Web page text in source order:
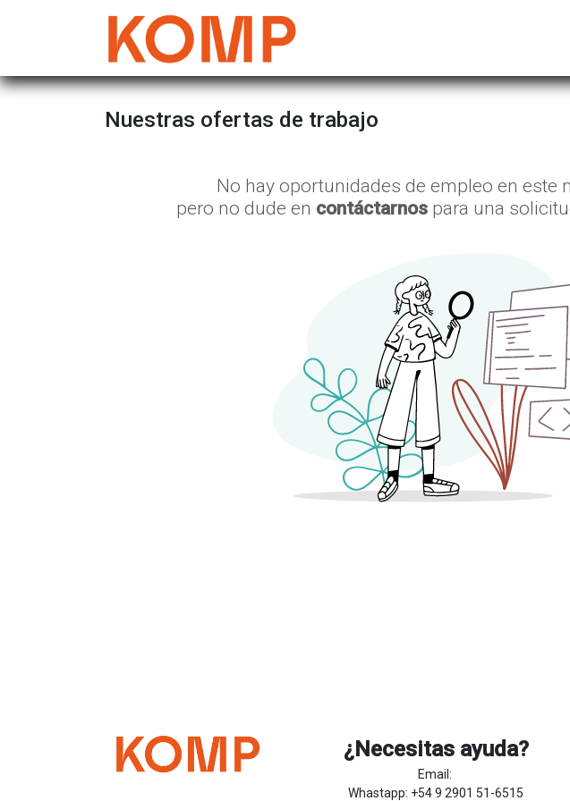
Nuestras ofertas de trabajo
No hay oportunidades de empleo en este
pero no dude en contáctarnos para una
¿Necesitas ayuda?
Email:
Whastapp: +54 9 2901 51-6515